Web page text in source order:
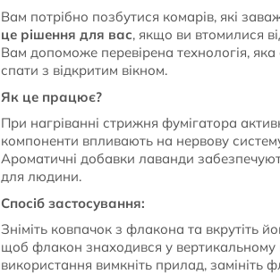
Вам потрібно позбутися комарів, які
це рішення для вас, якщо ви втомилися
Вам допоможе перевірена технологія,
спати з відкритим вікном.
Як це працює?
При нагріванні стрижня фумігатора
компоненти впливають на нервову
Ароматичні добавки лаванди
для людини.
Спосіб застосування:
Зніміть ковпачок з флакона та вкрутіть
щоб флакон знаходився у вертикальному
використання вимкніть прилад, замініть